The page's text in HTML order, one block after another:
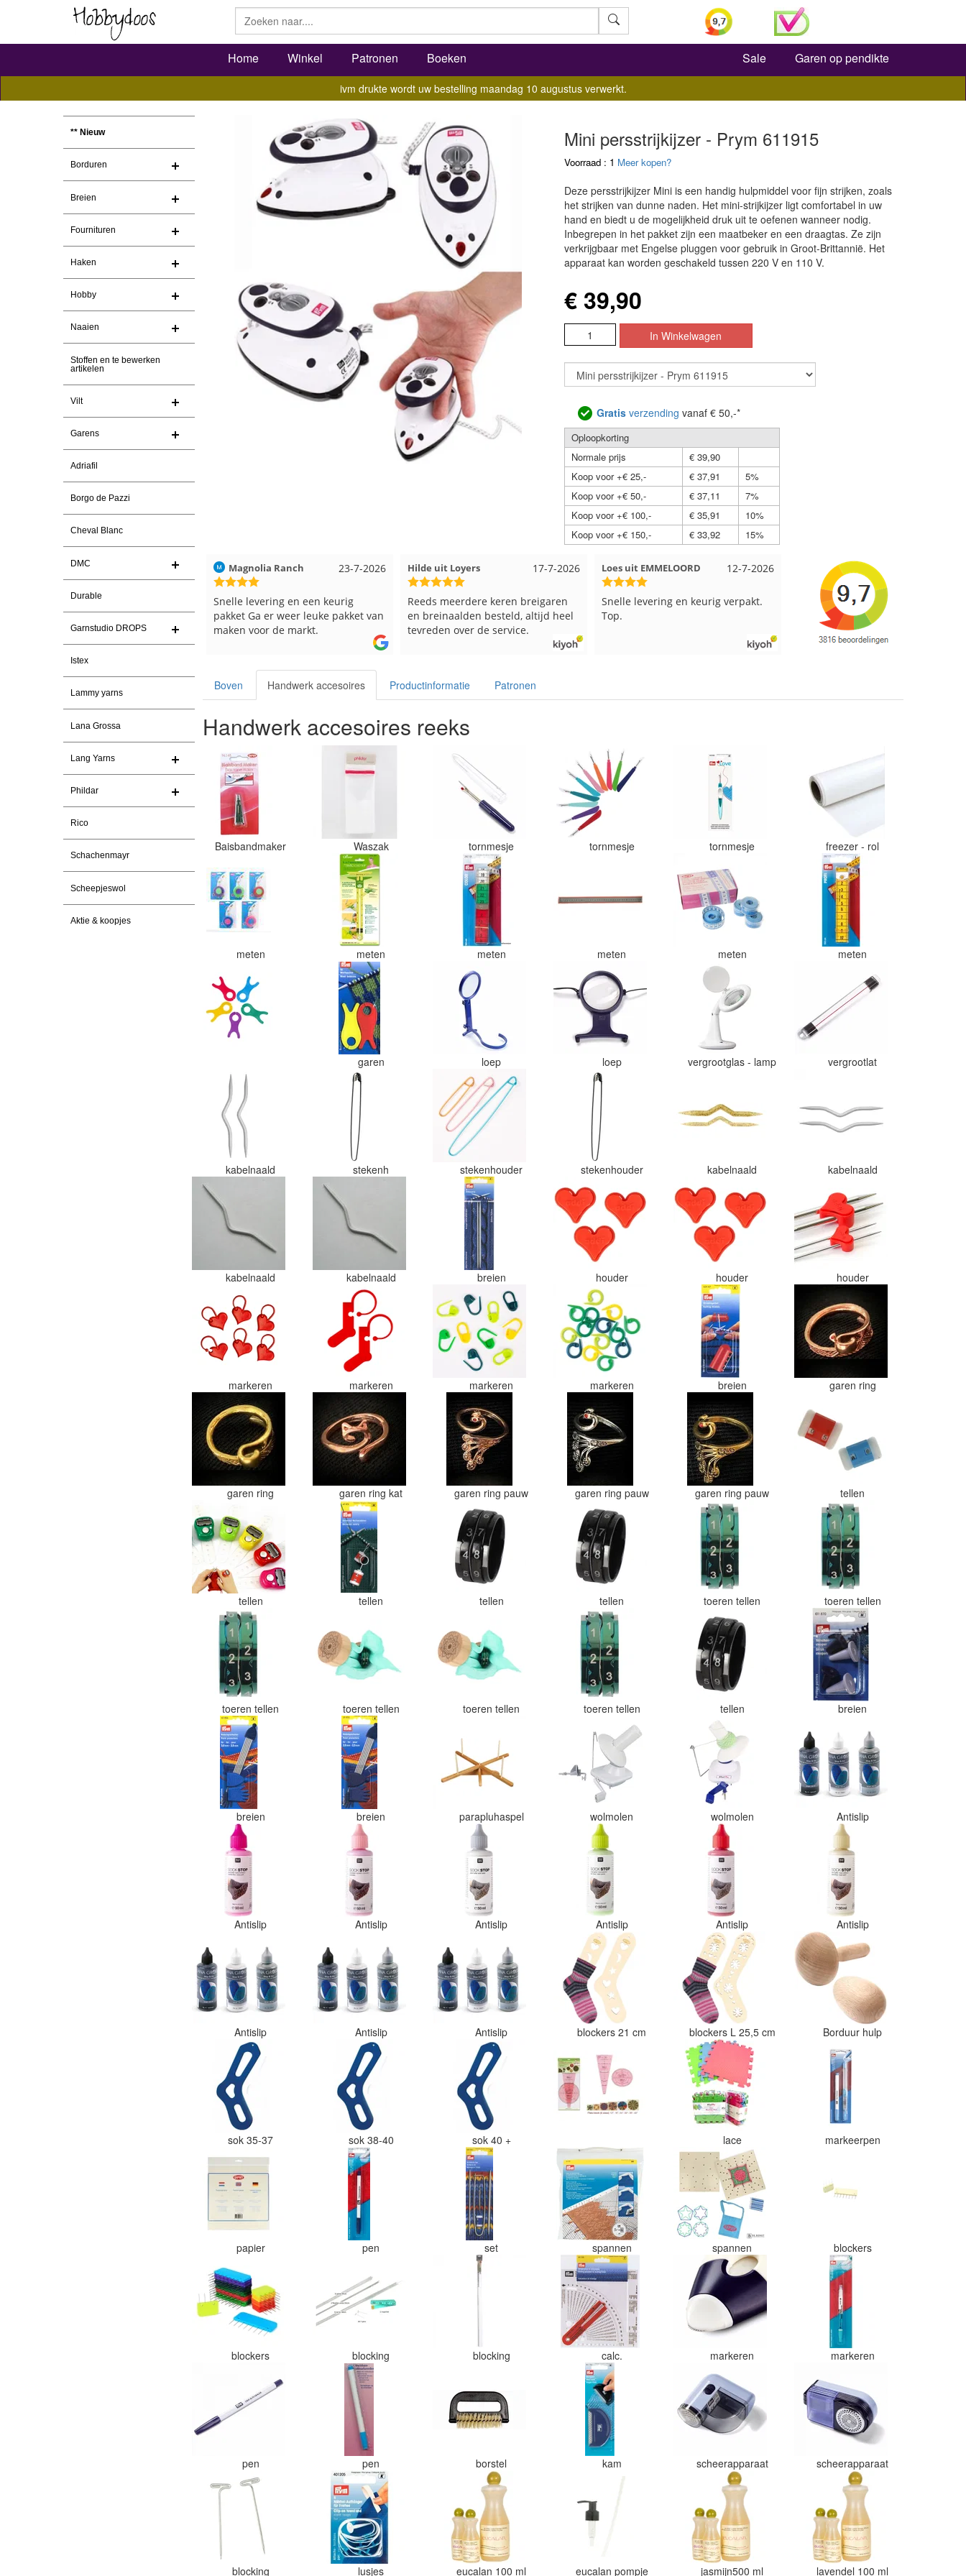
Zoeken
Home Winkel Patronen Boeken Sale Garen op pendikte
ivm drukte wordt uw bestelling maandag 10 augustus verwerkt.
** Nieuw
Borduren
Breien
Fournituren
Haken
Hobby
Naaien
Stoffen en te bewerken
artikelen
Vilt
Garens
Adriafil
Borgo de Pazzi
Cheval Blanc
DMC
Durable
Garnstudio DROPS
Istex
Lammy yarns
Lana Grossa
Lang Yarns
Phildar
Rico
Schachenmayr
Scheepjeswol
Aktie & koopjes
Mini persstrijkijzer - Prym 611915
Voorraad : 1 Meer kopen?
Deze persstrijkijzer Mini is een handig hulpmiddel voor fijn strijken, zoals
het strijken van dunne naden. Het mini-strijkijzer ligt comfortabel in uw
hand en biedt u de mogelijkheid druk uit te oefenen wanneer nodig.
Inbegrepen in het pakket zijn een maatbeker en een draagtas. Ze zijn
verkrijgbaar met Engelse pluggen voor gebruik in Groot-Brittannië. Het
apparaat kan worden geschakeld tussen 220 V en 110 V.
€ 39,90
Gratisverzending vanaf € 50,-*
Oploopkorting
Normale prijs
€ 39,90
Koop voor +€ 25,-
€ 37,91
5%
Koop voor +€ 50,-
€ 37,11
7%
Koop voor +€ 100,-
€ 35,91
10%
Koop voor +€ 150,-
€ 33,92 15%
30-7-2026
Christel Vanderlinden
Snelle levering. En prima garen
23-7-2026
Magnolia Ranch
Snelle levering en een keurig
pakket Ga er weer leuke pakket van
maken voor de markt.
17-7-2026
Hilde uit Loyers
Reeds meerdere keren breigaren
en breinaalden besteld, altijd heel
tevreden over de service.
12-7-2026
Loes uit EMMELOORD
Snelle levering en keurig verpakt.
Top.
Nell uit Beuningen
Goed verpakt en snelgeleverd
Boven Handwerk accesoires Productinformatie Patronen
Handwerk accesoires reeks
Baisbandmaker Waszak tornmesje tornmesje tornmesje freezer - rol
meten meten meten meten meten meten
garen loep loep vergrootglas - lamp vergrootlat
kabelnaald stekenh stekenhouder stekenhouder kabelnaald kabelnaald
kabelnaald kabelnaald breien houder houder houder
markeren markeren markeren markeren breien garen ring
garen ring garen ring kat garen ring pauw garen ring pauw garen ring pauw tellen
tellen tellen tellen tellen toeren tellen toeren tellen
toeren tellen toeren tellen toeren tellen toeren tellen tellen breien
breien breien parapluhaspel wolmolen wolmolen Antislip
Antislip Antislip Antislip Antislip Antislip Antislip
Antislip Antislip Antislip blockers 21 cm blockers L 25,5 cm Borduur hulp
sok 35-37 sok 38-40 sok 40 + lace markeerpen
papier pen set spannen spannen blockers
blockers blocking blocking calc. markeren markeren
pen pen borstel kam scheerapparaat scheerapparaat
blocking lusjes eucalan 100 ml eucalan pompje jasmijn500 ml lavendel 100 ml